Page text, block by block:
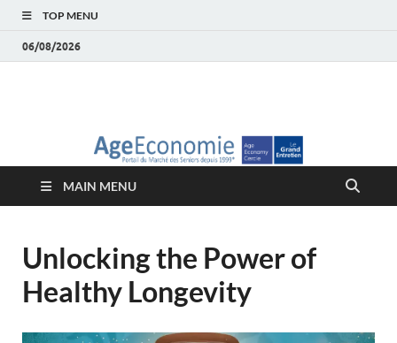
TOP MENU
06/08/2026
économie – Marché
des Seniors
MAIN MENU
Unlocking the Power of
Healthy Longevity